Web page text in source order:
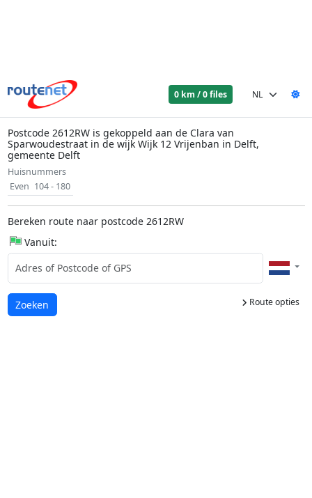
0 km / 0 files
Postcode 2612RW is gekoppeld aan de Clara van
Sparwoudestraat in de wijk Wijk 12 Vrijenban in Delft,
gemeente Delft
Huisnummers
Even 104 - 180
Bereken route naar postcode 2612RW
Vanuit:
Route opties
Laden...
Zoeken